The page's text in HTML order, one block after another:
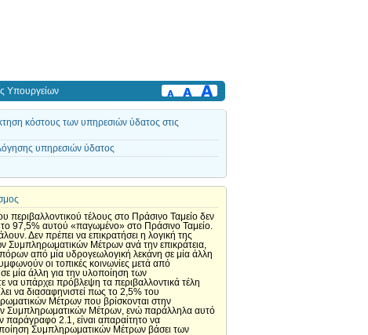
Υπουργείων
κόστους των υπηρεσιών ύδατος στις
υπηρεσιών ύδατος
περιβαλλοντικού τέλους στο Πράσινο Ταμείο δεν
το 97,5% αυτού «παγωμένο» στο Πράσινο Ταμείο.
Δεν πρέπει να επικρατήσει η λογική της
Συμπληρωματικών Μέτρων ανά την επικράτεια,
από μία υδρογεωλογική λεκάνη σε μία άλλη
οι τοπικές κοινωνίες μετά από
μία άλλη για την υλοποίηση των
υπάρχει πρόβλεψη τα περιβαλλοντικά τέλη
να διασαφηνιστεί πως το 2,5% του
Μέτρων που βρίσκονται στην
Συμπληρωματικών Μέτρων, ενώ παράλληλα αυτό
παράγραφο 2.1, είναι απαραίτητο να
Συμπληρωματικών Μέτρων βάσει των